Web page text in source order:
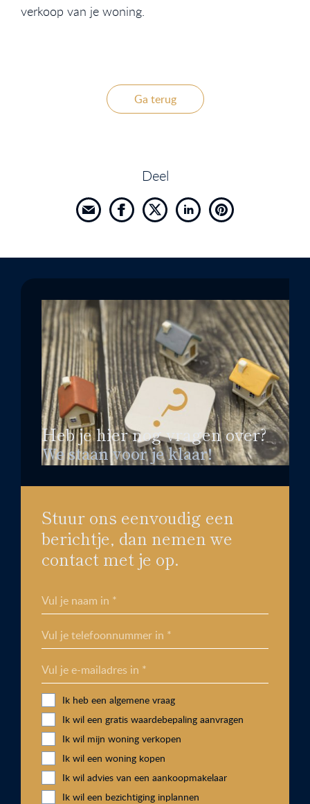
verkoop van je woning.
Ga terug
Deel
Heb je hier nog vragen over?
We staan voor je klaar!
Stuur ons eenvoudig een
berichtje, dan nemen we
contact met je op.
Vul je naam in *
Vul je telefoonnummer in *
Vul je e-mailadres in *
Ik heb een algemene vraag
Ik wil een gratis waardebepaling aanvragen
Ik wil mijn woning verkopen
Ik wil een woning kopen
Ik wil advies van een aankoopmakelaar
Ik wil een bezichtiging inplannen